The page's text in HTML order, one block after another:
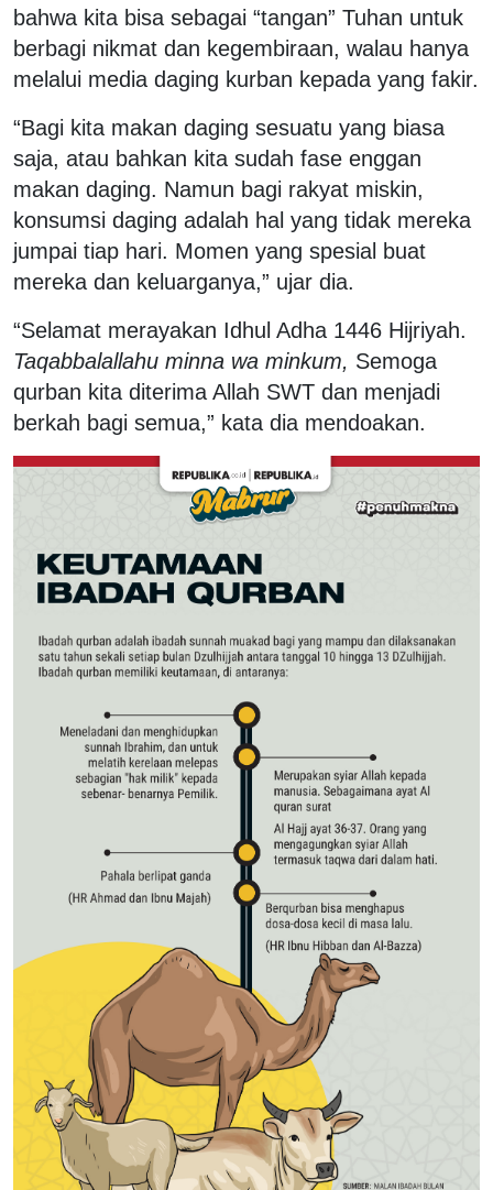
bahwa kita bisa sebagai “tangan” Tuhan untuk
berbagi nikmat dan kegembiraan, walau hanya
melalui media daging kurban kepada yang fakir.
“Bagi kita makan daging sesuatu yang biasa
saja, atau bahkan kita sudah fase enggan
makan daging. Namun bagi rakyat miskin,
konsumsi daging adalah hal yang tidak mereka
jumpai tiap hari. Momen yang spesial buat
mereka dan keluarganya,” ujar dia.
“Selamat merayakan Idhul Adha 1446 Hijriyah.
Taqabbalallahu minna wa minkum, Semoga
qurban kita diterima Allah SWT dan menjadi
berkah bagi semua,” kata dia mendoakan.